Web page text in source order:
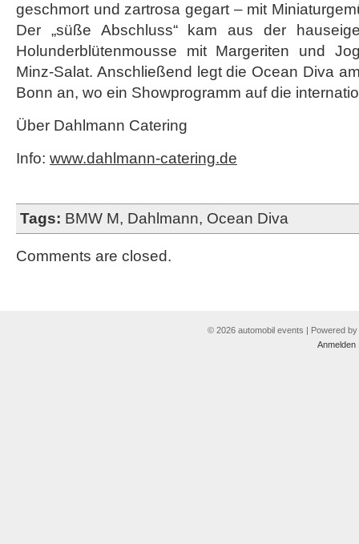
geschmort und zartrosa gegart – mit
Der „süße Abschluss“ kam aus der
Holunderblütenmousse mit Margeriten und
Minz-Salat. Anschließend legt die Ocean Diva
Bonn an, wo ein Showprogramm auf die
Über Dahlmann Catering
Info: www.dahlmann-catering.de
Tags: BMW M, Dahlmann, Ocean Diva
Comments are closed.
© 2026 automobil events | Powered by
Anmelden|